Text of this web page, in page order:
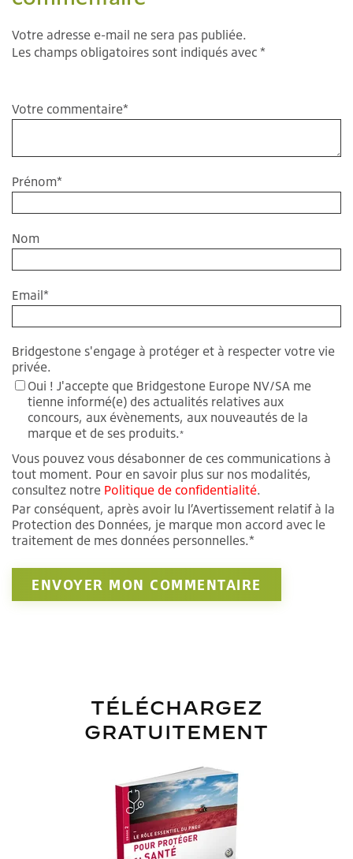
Votre adresse e-mail ne sera pas publiée.
Les champs obligatoires sont indiqués avec *
Votre commentaire*
Prénom*
Nom
Email*
Bridgestone s'engage à protéger et à respecter votre vie
privée.
Oui ! J'accepte que Bridgestone Europe NV/SA me
tienne informé(e) des actualités relatives aux
concours, aux évènements, aux nouveautés de la
marque et de ses produits.*
Vous pouvez vous désabonner de ces communications à
tout moment. Pour en savoir plus sur nos modalités,
consultez notre Politique de confidentialité.
Par conséquent, après avoir lu l’Avertissement relatif à la
Protection des Données, je marque mon accord avec le
traitement de mes données personnelles.*
TÉLÉCHARGEZ
GRATUITEMENT